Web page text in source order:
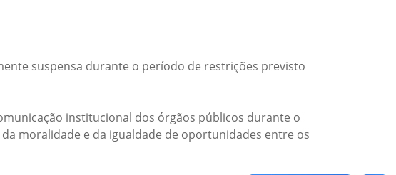
suspensa durante o período de restrições previsto
institucional dos órgãos públicos durante o
moralidade e da igualdade de oportunidades entre os